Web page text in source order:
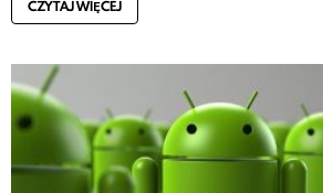
CZYTAJ WIĘCEJ